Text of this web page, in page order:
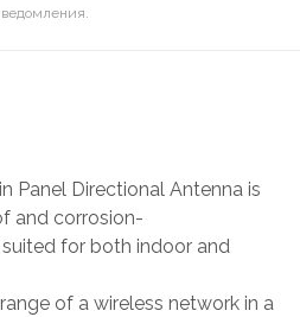
Panel Directional Antenna is
and corrosion-
for both indoor and
of a wireless network in a